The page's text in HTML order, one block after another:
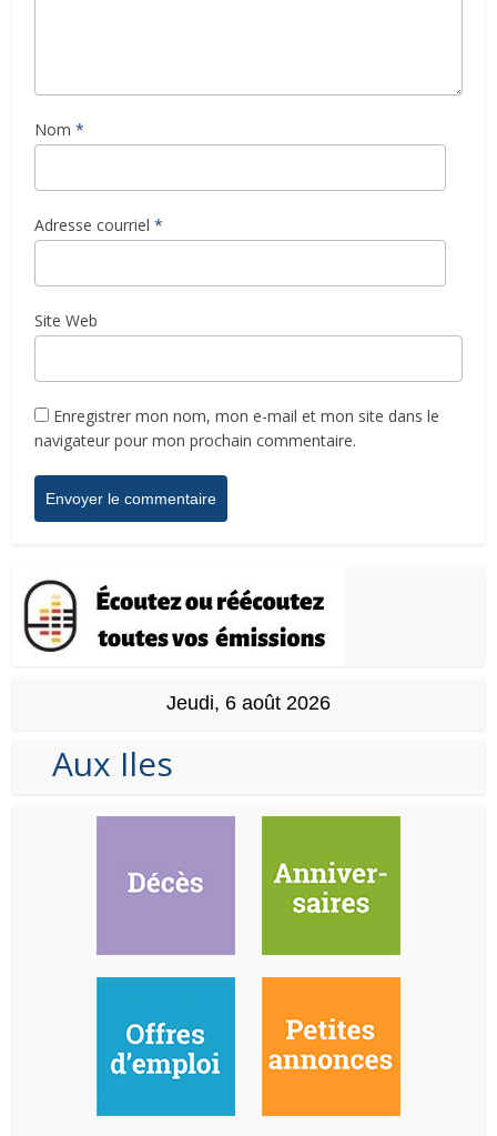
Nom *
Adresse courriel *
Site Web
Enregistrer mon nom, mon e-mail et mon site dans le
navigateur pour mon prochain commentaire.
Jeudi, 6 août 2026
Aux Iles